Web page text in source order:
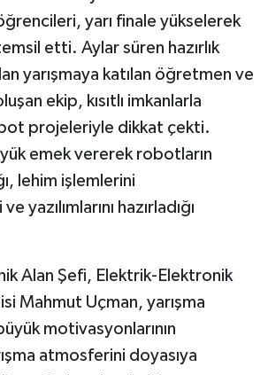
yarı finale yükselerek
etti. Aylar süren hazırlık
yarışmaya katılan öğretmen ve
ekip, kısıtlı imkanlarla
projeleriyle dikkat çekti.
emek vererek robotların
lehim işlemlerini
yazılımlarını hazırladığı
Alan Şefi, Elektrik-Elektronik
Mahmut Uçman, yarışma
motivasyonlarının
atmosferini doyasıya